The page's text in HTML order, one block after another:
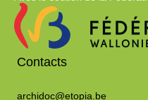
Contacts
archidoc@etopia.be